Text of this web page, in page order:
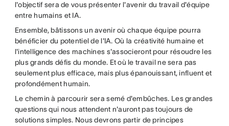
l'objectif sera de vous présenter l'avenir du travail d'équipe
entre humains et IA.
Ensemble, bâtissons un avenir où chaque équipe pourra
bénéficier du potentiel de l'IA. Où la créativité humaine et
l'intelligence des machines s'associeront pour résoudre les
plus grands défis du monde. Et où le travail ne sera pas
seulement plus efficace, mais plus épanouissant, influent et
profondément humain.
Le chemin à parcourir sera semé d'embûches. Les grandes
questions qui nous attendent n'auront pas toujours de
solutions simples. Nous devrons partir de principes